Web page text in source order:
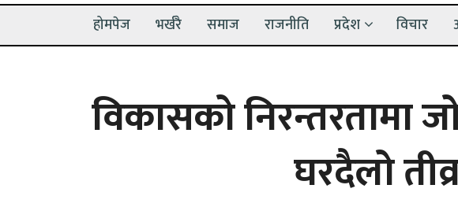
होमपेज भर्खरै समाज राजनीति प्रदेश विचार
विकासको निरन्तरतामा
घरदैलो